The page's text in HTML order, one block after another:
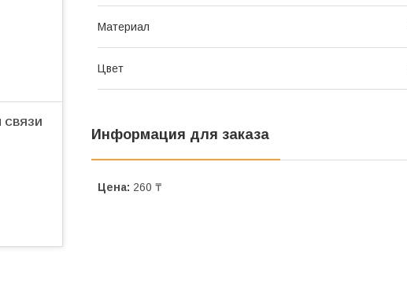
Материал
Цвет
Информация для заказа
Цена: 260 ₸